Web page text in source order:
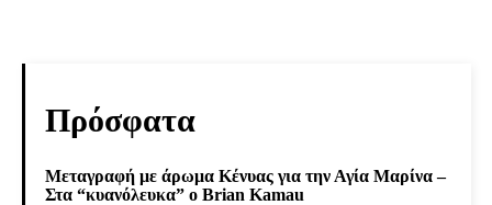
Πρόσφατα
Μεταγραφή με άρωμα Κένυας για την Αγία Μαρίνα –
Στα “κυανόλευκα” ο Brian Kamau